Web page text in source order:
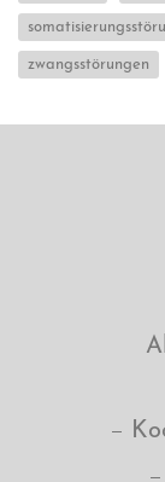
zwangsstörungen